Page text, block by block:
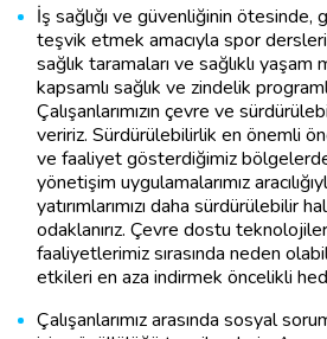
İş sağlığı ve güvenliğinin ötesinde,
teşvik etmek amacıyla spor
sağlık taramaları ve sağlıklı yaşam
kapsamlı sağlık ve zindelik
Çalışanlarımızın çevre ve
veririz. Sürdürülebilirlik en önemli
ve faaliyet gösterdiğimiz
yönetişim uygulamalarımız
yatırımlarımızı daha sürdürülebilir
odaklanırız. Çevre dostu
faaliyetlerimiz sırasında neden
etkileri en aza indirmek öncelikli
Çalışanlarımız arasında sosyal